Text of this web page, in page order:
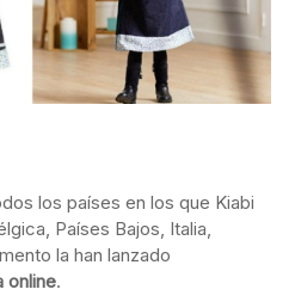
los países en los que Kiabi
Países Bajos, Italia,
la han lanzado
online.